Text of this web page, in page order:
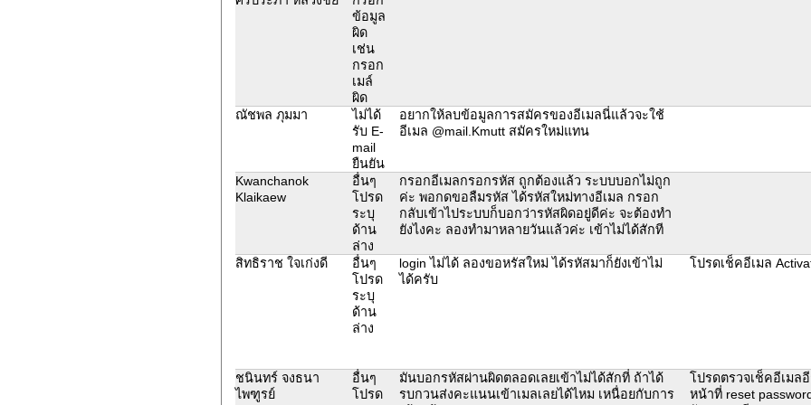
ข้อมูล
ผิด
เช่น
กรอก
เมล์
ผิด
ณัชพล ภุมมา
ไม่ได้
รับ E-
mail
ยืนยัน
อยากให้ลบข้อมูลการสมัครของอีเมลนี่แล้วจะใช้
อีเมล @mail.Kmutt สมัครใหม่แทน
Kwanchanok
Klaikaew
อื่นๆ
โปรด
ระบุ
ด้าน
ล่าง
กรอกอีเมลกรอกรหัส ถูกต้องแล้ว ระบบบอกไม่ถูก
ค่ะ พอกดขอลืมรหัส ได้รหัสใหม่ทางอีเมล กรอก
กลับเข้าไประบบก็บอกว่ารหัสผิดอยู่ดีค่ะ จะต้องทำ
ยังไงคะ ลองทำมาหลายวันแล้วค่ะ เข้าไม่ได้สักที
สิทธิราช ใจเก่งดี
อื่นๆ
โปรด
ระบุ
ด้าน
ล่าง
login ไม่ได้ ลองขอหรัสใหม่ ได้รหัสมาก็ยังเข้าไม่
ได้ครับ
โปรดเช็คอีเมล
ชนินทร์ จงธนา
ไพฑูรย์
อื่นๆ
โปรด
มันบอกรหัสผ่านผิดตลอดเลยเข้าไม่ได้สักที่ ถ้าได้
รบกวนส่งคะแนนเข้าเมลเลยได้ไหม เหนื่อยกับการ
โปรดตรวจเช็คอีเมล
หน้าที่ reset